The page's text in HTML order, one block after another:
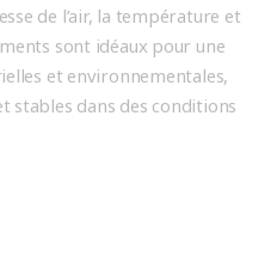
de l’air, la température et
sont idéaux pour une
et environnementales,
stables dans des conditions